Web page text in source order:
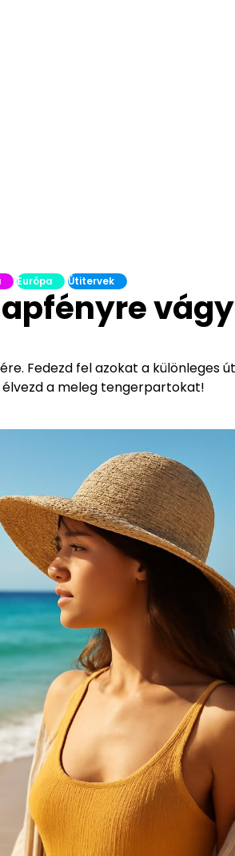
Európa Útitervek
Fedezd fel azokat a különleges
élvezd a meleg tengerpartokat!